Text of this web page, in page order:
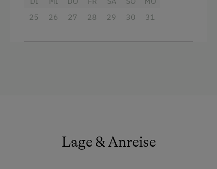
25
26
27
28
29
30
31
Lage & Anreise